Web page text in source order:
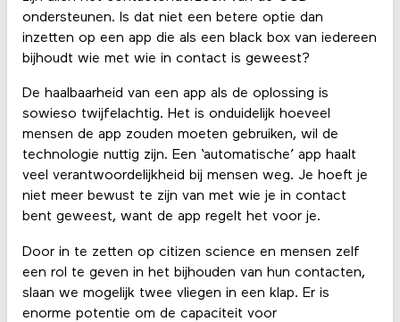
ondersteunen. Is dat niet een betere optie dan
inzetten op een app die als een black box van iedereen
bijhoudt wie met wie in contact is geweest?
De haalbaarheid van een app als de oplossing is
sowieso twijfelachtig. Het is onduidelijk hoeveel
mensen de app zouden moeten gebruiken, wil de
technologie nuttig zijn. Een ‘automatische’ app haalt
veel verantwoordelijkheid bij mensen weg. Je hoeft je
niet meer bewust te zijn van met wie je in contact
bent geweest, want de app regelt het voor je.
Door in te zetten op citizen science en mensen zelf
een rol te geven in het bijhouden van hun contacten,
slaan we mogelijk twee vliegen in een klap. Er is
enorme potentie om de capaciteit voor